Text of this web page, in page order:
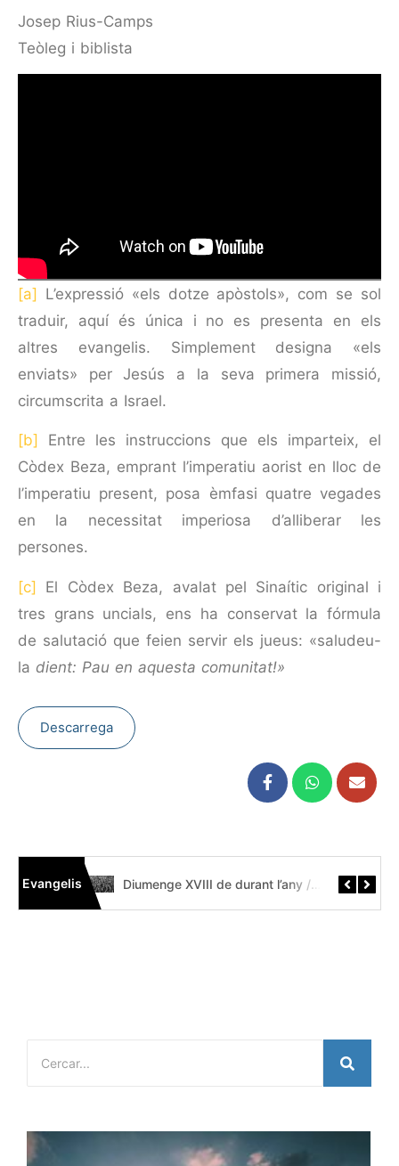
Josep Rius-Camps
Teòleg i biblista
[a] L’expressió «els dotze apòstols», com se sol
traduir, aquí és única i no es presenta en els
altres evangelis. Simplement designa «els
enviats» per Jesús a la seva primera missió,
circumscrita a Israel.
[b]
Entre les instruc­cions que els imparteix, el
Còdex Beza, emprant l’imperatiu aorist en lloc de
l’imperatiu present, posa èmfasi quatre vegades
en la necessitat imperiosa d’alliberar les
persones.
[c] El Còdex Beza, avalat pel Sinaític original i
tres grans uncials, ens ha conservat la fórmula
de salutació que feien servir els jueus: «saludeu-
la dient: Pau en aquesta comunitat!»
Descarrega
Evangelis
Diumenge XIX de durant l’any // Mt 14,22-33 Còdex Beza Diumenge XVIII de durant l’any // Mt 14,13-21 Códice Beza